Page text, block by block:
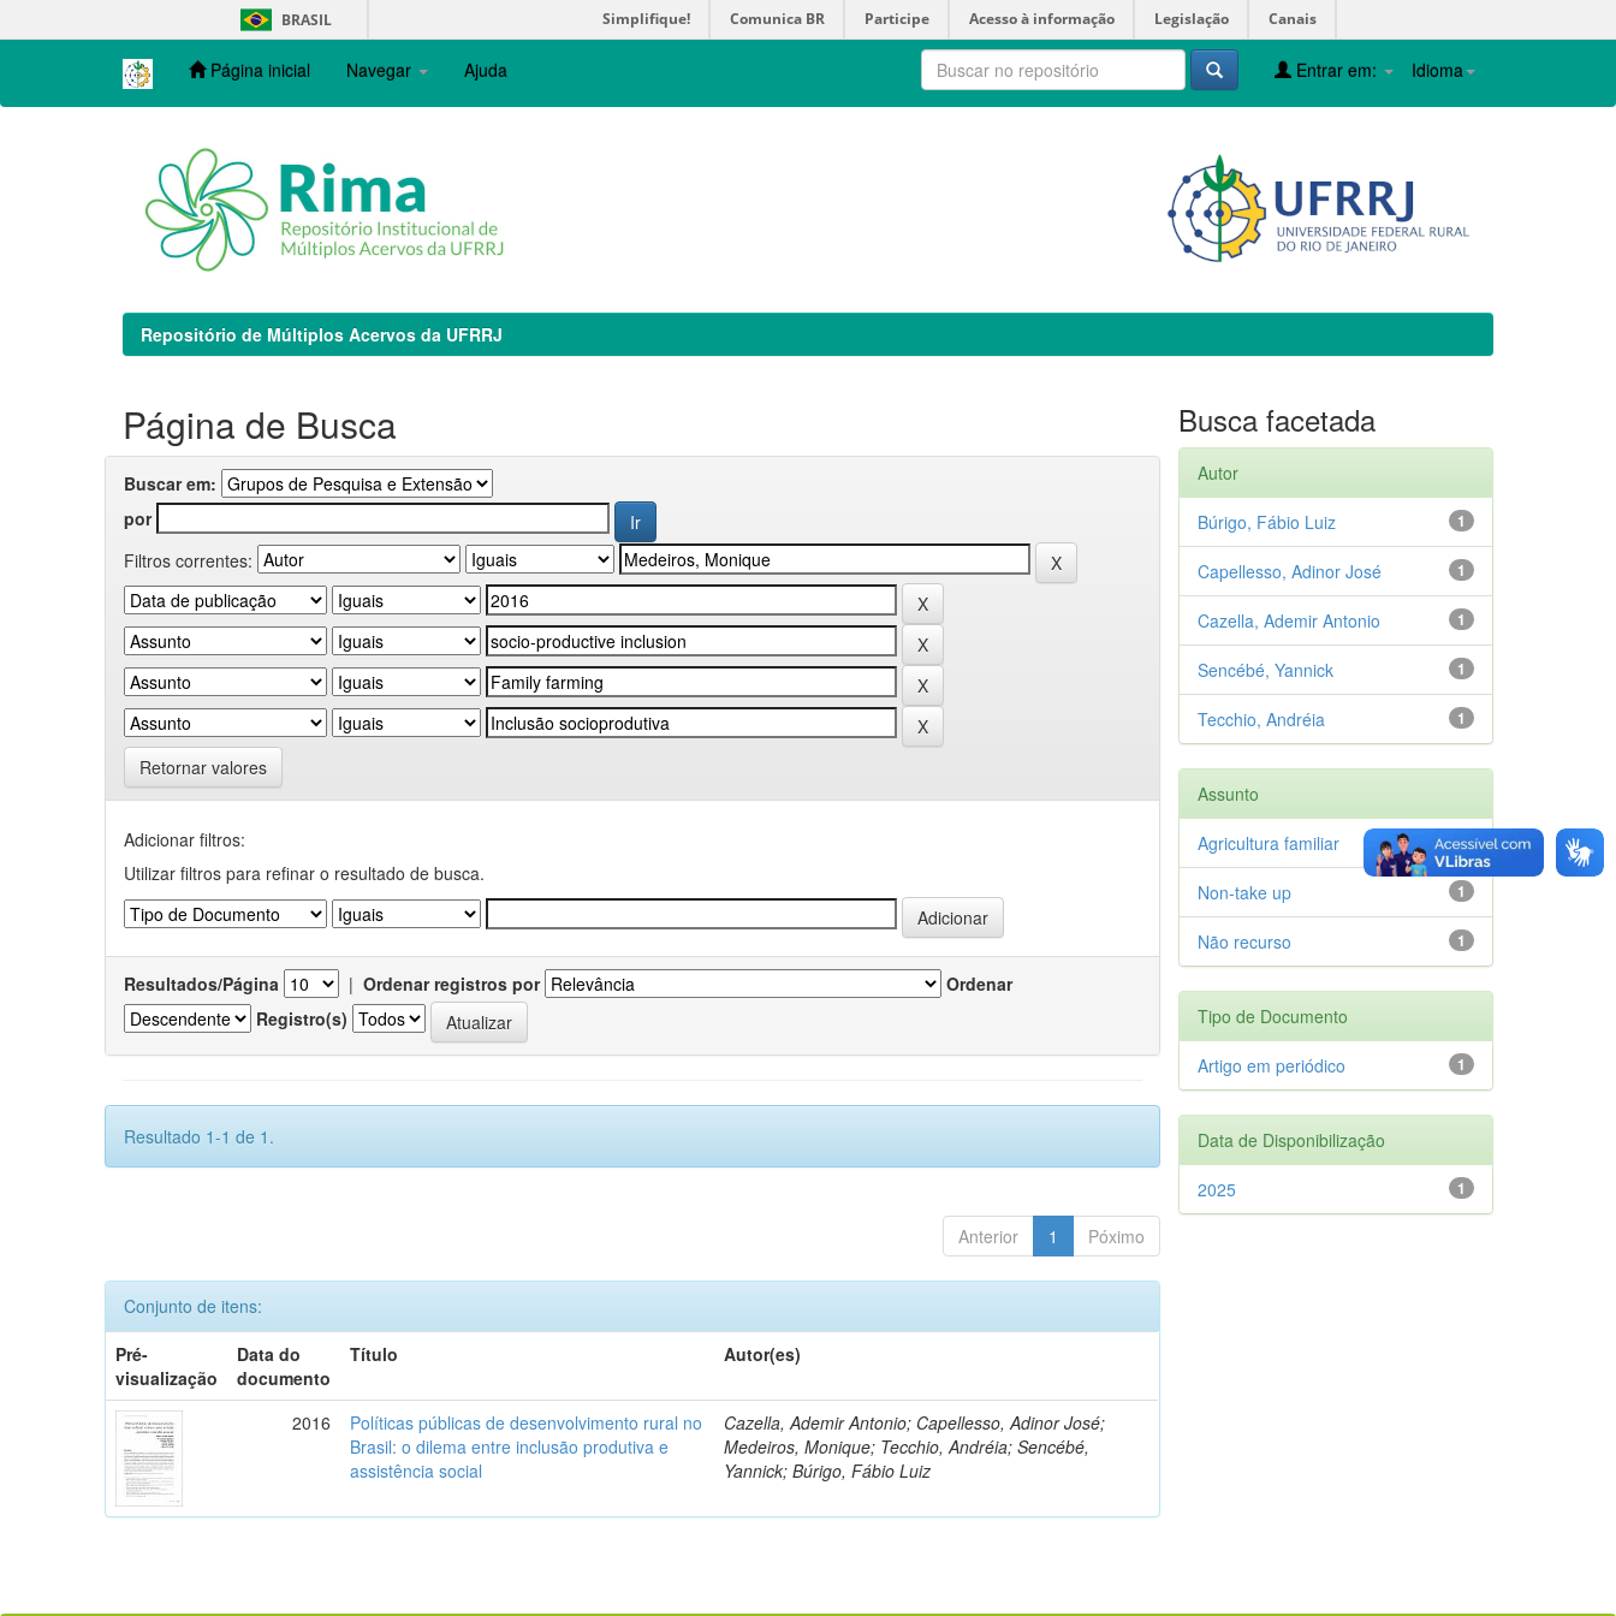
navigation
BRASIL Simplifique! Comunica BR Participe Acesso à informação Legislação Canais
Página inicial Navegar Ajuda Idioma
Entrar em:
Repositório de Múltiplos Acervos da UFRRJ
Página de Busca
Buscar em:
por
Filtros correntes:
Retornar valores
Adicionar filtros:
Utilizar filtros para refinar o resultado de busca.
Resultados/Página | Ordenar registros por
Ordenar
Registro(s)
Resultado 1-1 de 1.
Anterior 1 Póximo
Conjunto de itens:
Pré-
visualização
Data do
documento
Título Autor(es)
2016
Políticas públicas de desenvolvimento rural no
Brasil: o dilema entre inclusão produtiva e
assistência social
Cazella, Ademir Antonio; Capellesso, Adinor José;
Medeiros, Monique; Tecchio, Andréia; Sencébé,
Yannick; Búrigo, Fábio Luiz
Busca facetada
Autor
1
Búrigo, Fábio Luiz
1
Capellesso, Adinor José
1
Cazella, Ademir Antonio
1
Sencébé, Yannick
1
Tecchio, Andréia
Assunto
1
Agricultura familiar
1
Non-take up
1
Não recurso
Tipo de Documento
1
Artigo em periódico
Data de Disponibilização
1
2025